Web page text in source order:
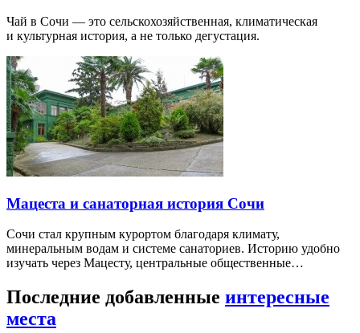
Чай в Сочи — это сельскохозяйственная, климатическая
и культурная история, а не только дегустация.
Мацеста и санаторная история Сочи
Сочи стал крупным курортом благодаря климату,
минеральным водам и системе санаториев. Историю удобно
изучать через Мацесту, центральные общественные…
Последние добавленные интересные
места